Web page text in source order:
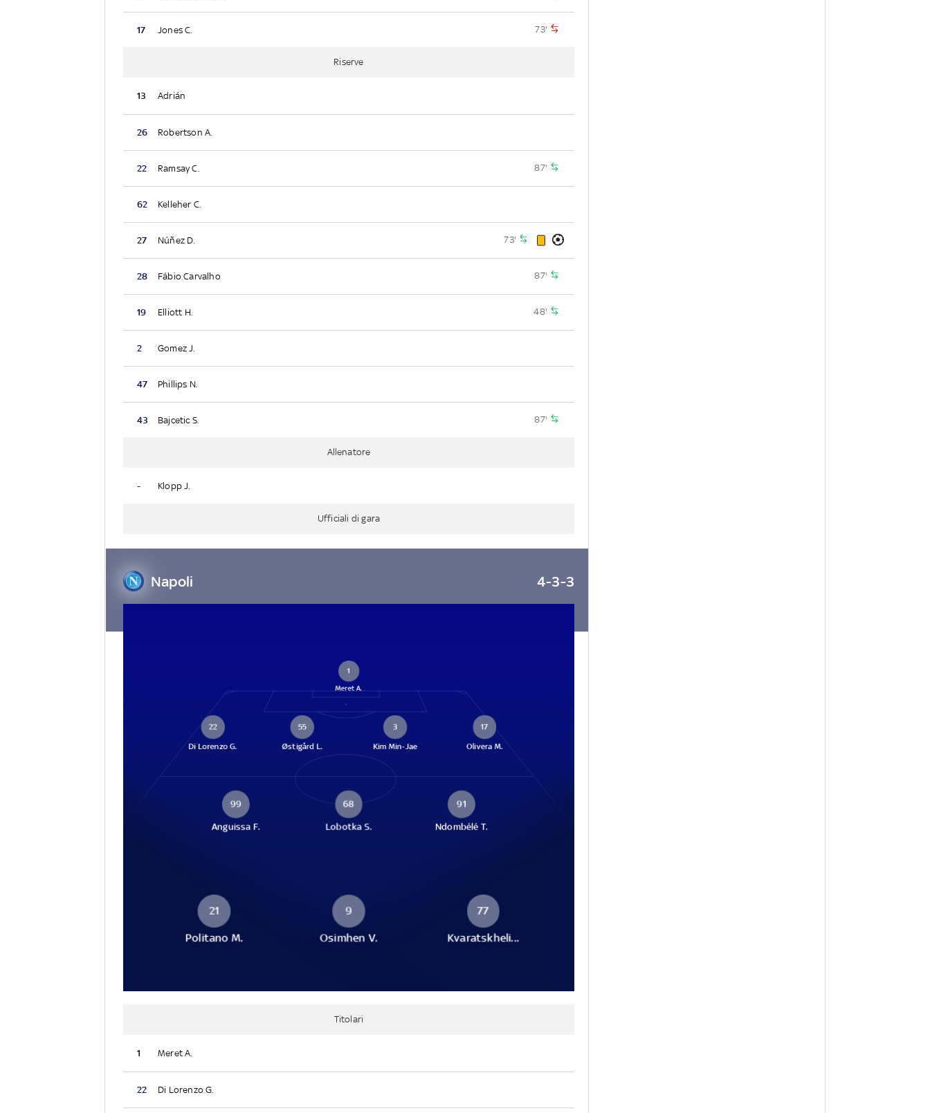
17 Jones C. 73'
Riserve
13 Adrián
26 Robertson A.
22 Ramsay C. 87'
62 Kelleher C.
27 Núñez D. 73'
28 Fábio Carvalho 87'
19 Elliott H. 48'
2 Gomez J.
47 Phillips N.
43 Bajcetic S. 87'
Allenatore
- Klopp J.
Ufficiali di gara
Napoli 4-3-3
1
Meret A.
22
Di Lorenzo G.
55
Østigård L.
3
Kim Min-Jae
17
Olivera M.
99
Anguissa F.
68
Lobotka S.
91
Ndombélé T.
21
Politano M.
9
Osimhen V.
77
Kvaratskheli...
Titolari
1 Meret A.
22 Di Lorenzo G.